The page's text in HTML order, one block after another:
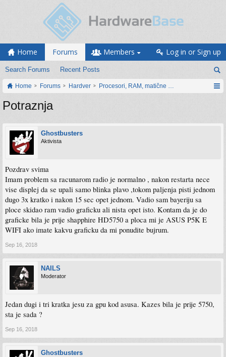
Home Forums
Search Forums Recent Posts
Members Log in or Sign up
Home Forums Hardver Procesori, RAM, matične ploče i grafičke
Potraznja
Ghostbusters
Aktivista
Pozdrav svima
Imam problem sa racunarom radio je normalno , nakon restarta nece
vise displej da se upali samo blinka plavo ,tokom paljenja pisti jednom
dugo 3x kratko i nakon 15 sec opet jednom. Vadio sam bayeriju sa
ploce skidao ram vadio graficku ali nista opet isto. Kontam da je do
graficke bila je prije shapphire HD5750 a ploca mi je ASUS P5K E
WIFI ako imate kakvu graficku da mi ponudite bujrum.
Sep 16, 2018
NAILS
Moderator
Jedan dugi i tri kratka jesu za gpu kod asusa. Kazes bila je prije 5750,
sta je sada ?
Sep 16, 2018
Ghostbusters